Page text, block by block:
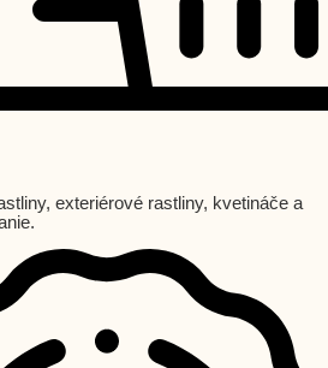
exteriérové rastliny, kvetináče a